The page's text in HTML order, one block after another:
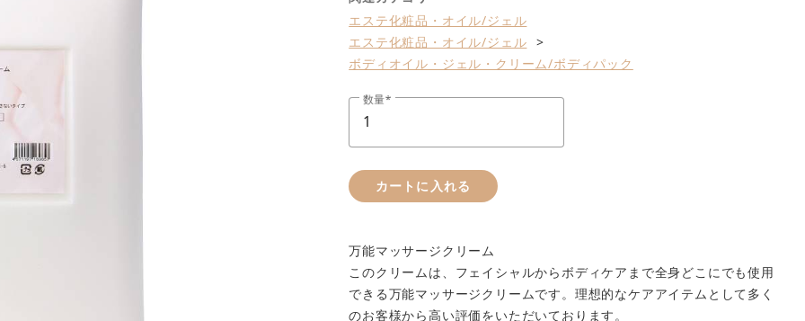
エステ化粧品・オイル/ジェル
エステ化粧品・オイル/ジェル
ボディオイル・ジェル・クリーム/ボディパック
数量
カートに入れる
万能マッサージクリーム
このクリームは、フェイシャルからボディケアまで全身どこにでも使用
できる万能マッサージクリームです。理想的なケアアイテムとして多く
のお客様から高い評価をいただいております。